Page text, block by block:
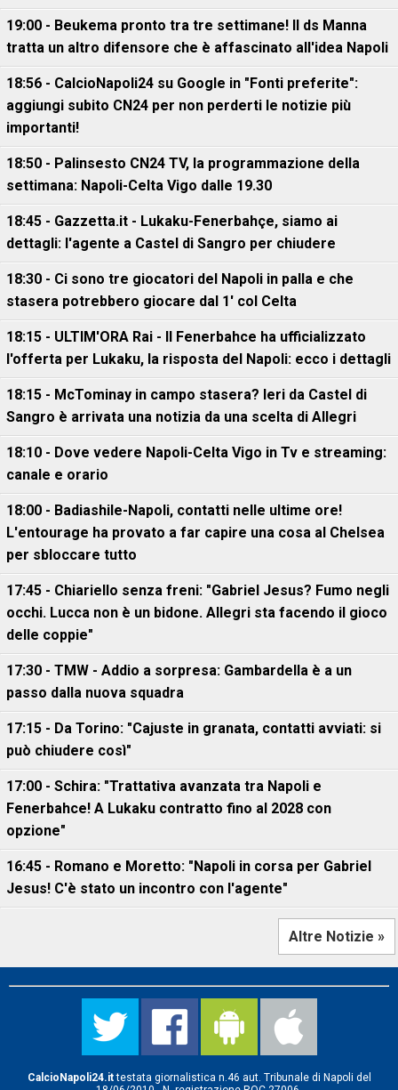
19:00 - Beukema pronto tra tre settimane! Il ds Manna
tratta un altro difensore che è affascinato all'idea Napoli
18:56 - CalcioNapoli24 su Google in "Fonti preferite":
aggiungi subito CN24 per non perderti le notizie più
importanti!
18:50 - Palinsesto CN24 TV, la programmazione della
settimana: Napoli-Celta Vigo dalle 19.30
18:45 - Gazzetta.it - Lukaku-Fenerbahçe, siamo ai
dettagli: l'agente a Castel di Sangro per chiudere
18:30 - Ci sono tre giocatori del Napoli in palla e che
stasera potrebbero giocare dal 1' col Celta
18:15 - ULTIM'ORA Rai - Il Fenerbahce ha ufficializzato
l'offerta per Lukaku, la risposta del Napoli: ecco i dettagli
18:15 - McTominay in campo stasera? Ieri da Castel di
Sangro è arrivata una notizia da una scelta di Allegri
18:10 - Dove vedere Napoli-Celta Vigo in Tv e streaming:
canale e orario
18:00 - Badiashile-Napoli, contatti nelle ultime ore!
L'entourage ha provato a far capire una cosa al Chelsea
per sbloccare tutto
17:45 - Chiariello senza freni: "Gabriel Jesus? Fumo negli
occhi. Lucca non è un bidone. Allegri sta facendo il gioco
delle coppie"
17:30 - TMW - Addio a sorpresa: Gambardella è a un
passo dalla nuova squadra
17:15 - Da Torino: "Cajuste in granata, contatti avviati: si
può chiudere così"
17:00 - Schira: "Trattativa avanzata tra Napoli e
Fenerbahce! A Lukaku contratto fino al 2028 con
opzione"
16:45 - Romano e Moretto: "Napoli in corsa per Gabriel
Jesus! C'è stato un incontro con l'agente"
Altre Notizie »
CalcioNapoli24.ittestata giornalistica n.46 aut. Tribunale di Napoli del